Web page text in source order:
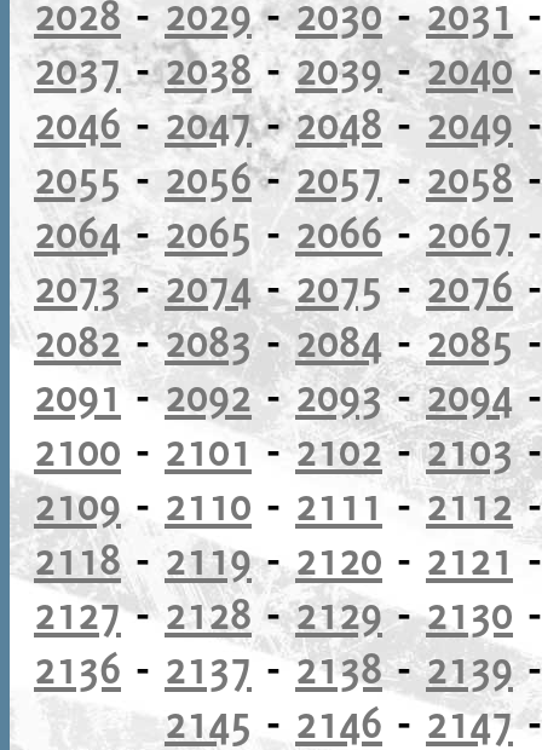
2028- 2029-2030-2031
2037-2038-2039-2040
2046 - 2047-2048 -2049
2055 - 2056-2057- 2058
2064-2065 - 2066- 2067
2073-2074-2075-2076
2082-2083-2084- 2085
2091 -2092-2093-2094
2100 - 2101-2102-2103
2109 - 2110 - 2111 - 2112
2118- 2119-2120 - 2121
2127- 2128-2129-2130
2136 - 2137-2138-2139
2145 - 2146 - 2147